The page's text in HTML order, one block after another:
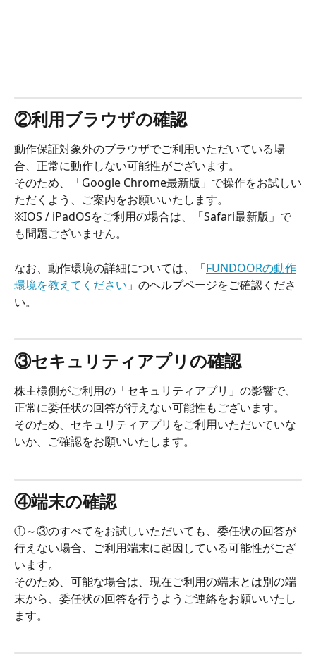
②利用ブラウザの確認
動作保証対象外のブラウザでご利用いただいている場
合、正常に動作しない可能性がございます。
そのため、「Google Chrome最新版」で操作をお試しい
ただくよう、ご案内をお願いいたします。
※IOS / iPadOSをご利用の場合は、「Safari最新版」で
も問題ございません。
なお、動作環境の詳細については、「FUNDOORの動作
環境を教えてください 」のヘルプページをご確認くださ
い。
③セキュリティアプリの確認
株主様側がご利用の「セキュリティアプリ」の影響で、
正常に委任状の回答が行えない可能性もございます。
そのため、セキュリティアプリをご利用いただいていな
いか、ご確認をお願いいたします。
④端末の確認
①～③のすべてをお試しいただいても、委任状の回答が
行えない場合、ご利用端末に起因している可能性がござ
います。
そのため、可能な場合は、現在ご利用の端末とは別の端
末から、委任状の回答を行うようご連絡をお願いいたし
ます。